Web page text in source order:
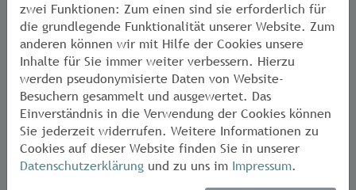
Anschrift
Materialprüfungsamt Nordrhein-Westfalen
Marsbruchstraße 186
44287 Dortmund
Tel.02 31 - 45 02-0
Fax02 31 - 45 85-49
zwei Funktionen: Zum einen sind sie erforderlich für
die grundlegende Funktionalität unserer Website. Zum
anderen können wir mit Hilfe der Cookies unsere
Inhalte für Sie immer weiter verbessern. Hierzu
werden pseudonymisierte Daten von Website-
Besuchern gesammelt und ausgewertet. Das
Einverständnis in die Verwendung der Cookies können
Sie jederzeit widerrufen. Weitere Informationen zu
Cookies auf dieser Website finden Sie in unserer
Datenschutzerklärung und zu uns im Impressum.